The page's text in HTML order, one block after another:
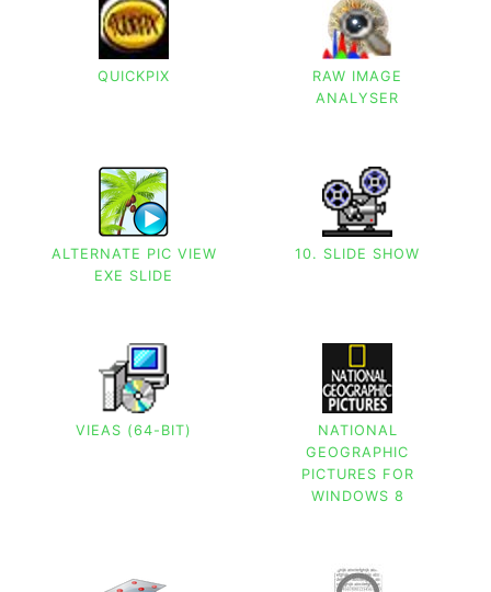
QUICKPIX
RAW IMAGE
ANALYSER
ALTERNATE PIC VIEW
EXE SLIDE
10. SLIDE SHOW
VIEAS (64-BIT)
NATIONAL
GEOGRAPHIC
PICTURES FOR
WINDOWS 8